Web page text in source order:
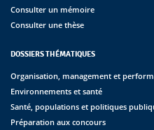
Consulter un mémoire
Consulter une thèse
DOSSIERS THÉMATIQUES
Organisation, management et
Environnements et santé
Santé, populations et politiques
Préparation aux concours